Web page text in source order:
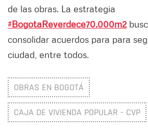
de las obras. La estrategia
#BogotaReverdece70.000m2
consolidar acuerdos para para
ciudad, entre todos.
OBRAS EN BOGOTÁ
CAJA DE VIVIENDA POPULAR - CVP